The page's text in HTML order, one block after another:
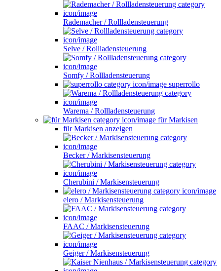
Rademacher / Rollladensteuerung
Selve / Rollladensteuerung
Somfy / Rollladensteuerung
superrollo
Warema / Rollladensteuerung
für Markisen
für Markisen anzeigen
Becker / Markisensteuerung
Cherubini / Markisensteuerung
elero / Markisensteuerung
FAAC / Markisensteuerung
Geiger / Markisensteuerung